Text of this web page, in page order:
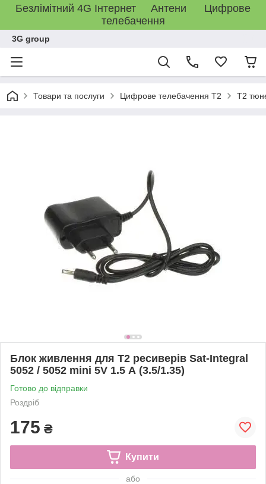
Безлімітний 4G Інтернет Антени Цифрове
телебачення
3G group
Товари та послуги Цифрове телебачення T2 T2
Блок живлення для Т2 ресиверів Sat-Integral
5052 / 5052 mini 5V 1.5 А (3.5/1.35)
Готово до відправки
Роздріб
175 ₴
Купити
або